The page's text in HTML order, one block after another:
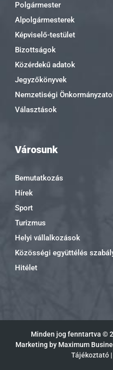
Polgármester
Alpolgármesterek
Képviselő-testület
Bizottságok
Közérdekű adatok
Jegyzőkönyvek
Nemzetiségi
Választások
Városunk
Bemutatkozás
Hírek
Sport
Turizmus
Helyi vállalkozások
Közösségi együttélés
Hitélet
Minden jog fenntartva ©
Marketing by Maximum
Tájékoztató|